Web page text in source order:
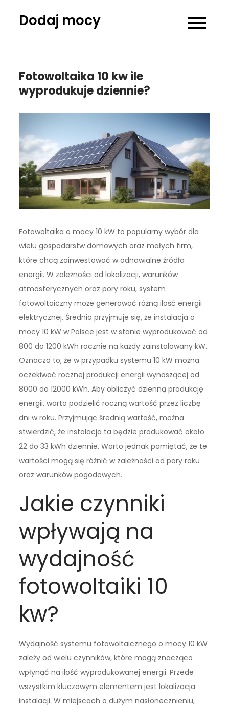
Dodaj mocy
Fotowoltaika 10 kw ile
wyprodukuje dziennie?
Fotowoltaika o mocy 10 kW to popularny wybór dla
wielu gospodarstw domowych oraz małych firm,
które chcą zainwestować w odnawialne źródła
energii. W zależności od lokalizacji, warunków
atmosferycznych oraz pory roku, system
fotowoltaiczny może generować różną ilość energii
elektrycznej. Średnio przyjmuje się, że instalacja o
mocy 10 kW w Polsce jest w stanie wyprodukować od
800 do 1200 kWh rocznie na każdy zainstalowany kW.
Oznacza to, że w przypadku systemu 10 kW można
oczekiwać rocznej produkcji energii wynoszącej od
8000 do 12000 kWh. Aby obliczyć dzienną produkcję
energii, warto podzielić roczną wartość przez liczbę
dni w roku. Przyjmując średnią wartość, można
stwierdzić, że instalacja ta będzie produkować około
22 do 33 kWh dziennie. Warto jednak pamiętać, że te
wartości mogą się różnić w zależności od pory roku
oraz warunków pogodowych.
Jakie czynniki
wpływają na
wydajność
fotowoltaiki 10
kw?
Wydajność systemu fotowoltaicznego o mocy 10 kW
zależy od wielu czynników, które mogą znacząco
wpłynąć na ilość wyprodukowanej energii. Przede
wszystkim kluczowym elementem jest lokalizacja
instalacji. W miejscach o dużym nasłonecznieniu,